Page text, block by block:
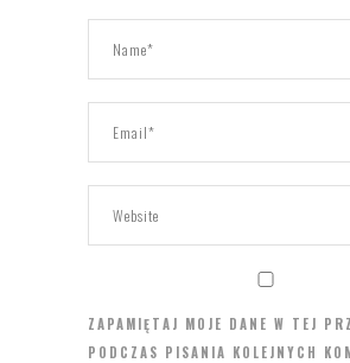
ZAPAMIĘTAJ MOJE DANE W TEJ
PODCZAS PISANIA KOLEJNYCH